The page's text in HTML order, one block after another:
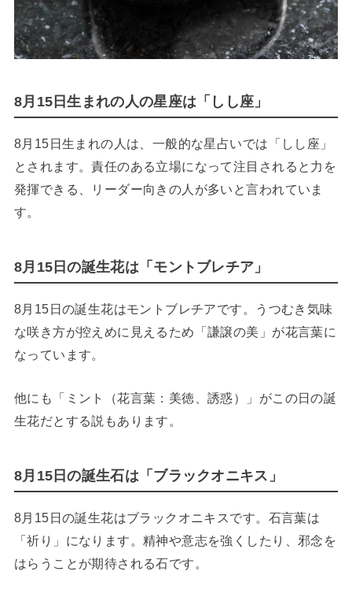
8月15日生まれの人の星座は「しし座」
8月15日生まれの人は、一般的な星占いでは「しし座」
とされます。責任のある立場になって注目されると力を
発揮できる、リーダー向きの人が多いと言われていま
す。
8月15日の誕生花は「モントブレチア」
8月15日の誕生花はモントブレチアです。うつむき気味
な咲き方が控えめに見えるため「謙譲の美」が花言葉に
なっています。
他にも「ミント（花言葉：美徳、誘惑）」がこの日の誕
生花だとする説もあります。
8月15日の誕生石は「ブラックオニキス」
8月15日の誕生花はブラックオニキスです。石言葉は
「祈り」になります。精神や意志を強くしたり、邪念を
はらうことが期待される石です。